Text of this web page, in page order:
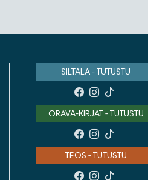
SILTALA - TUTUSTU
ORAVA-KIRJAT - TUTUSTU
TEOS - TUTUSTU